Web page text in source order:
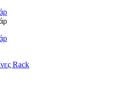
Rack